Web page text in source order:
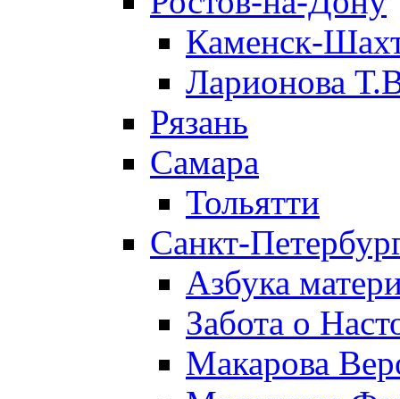
Каменск-
Ларионова
Рязань
Самара
Тольятти
Санкт-
Азбука
Забота о
Макарова